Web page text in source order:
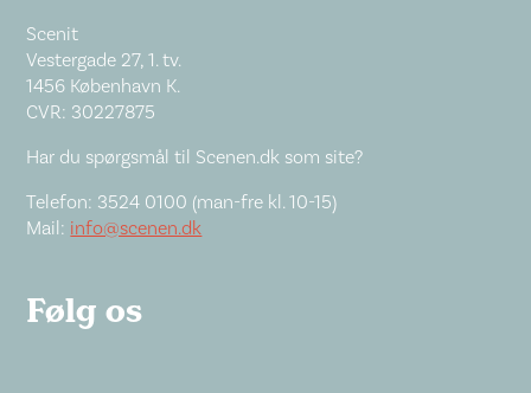
Scenit
Vestergade 27, 1. tv.
1456 København K.
CVR: 30227875
Har du spørgsmål til Scenen.dk som site?
Telefon: 3524 0100 (man-fre kl. 10-15)
Mail: info@scenen.dk
Følg os